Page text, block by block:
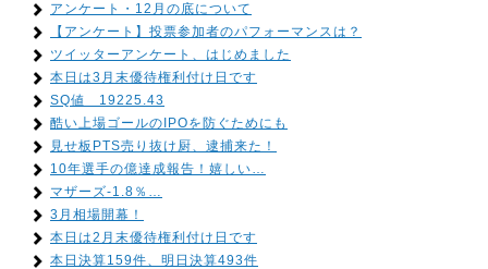
アンケート・12月の底について
【アンケート】投票参加者のパフォーマンスは？
ツイッターアンケート、はじめました
本日は3月末優待権利付け日です
SQ値 19225.43
酷い上場ゴールのIPOを防ぐためにも
見せ板PTS売り抜け厨、逮捕来た！
10年選手の億達成報告！嬉しい…
マザーズ-1.8％…
3月相場開幕！
本日は2月末優待権利付け日です
本日決算159件、明日決算493件